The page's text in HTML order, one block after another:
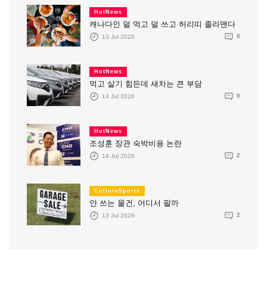
HotNews
캐나다인 덜 먹고 덜 쓰고 허리띠 졸라맨다
13 Jul 2026 0
HotNews
먹고 살기 힘든데 새차는 큰 부담
14 Jul 2026 0
HotNews
조성훈 장관 숙박비용 논란
14 Jul 2026 2
CultureSports
안 쓰는 물건, 어디서 팔까
13 Jul 2026 2